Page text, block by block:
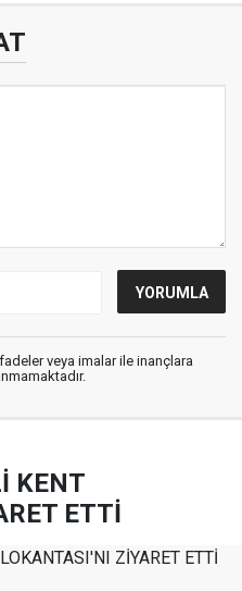
veya imalar ile inançlara
KENT
ETTİ